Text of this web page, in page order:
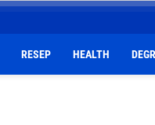
RESEP HEALTH